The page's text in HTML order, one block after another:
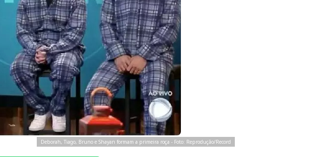
Deborah, Tiago, Bruno e Shayan formam a primeira roça - Foto: Reprodução/Record